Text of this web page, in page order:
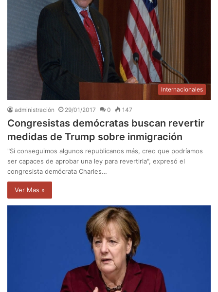
Internacionales
administración 29/01/2017 0 147
Congresistas demócratas buscan revertir
medidas de Trump sobre inmigración
"Si conseguimos algunos republicanos más, creo que podríamos
ser capaces de aprobar una ley para revertirla", expresó el
congresista demócrata Charles…
Ver Mas »